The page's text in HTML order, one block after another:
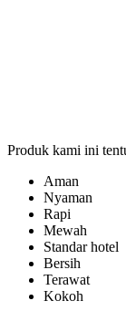
Produk kami ini
Aman
Nyaman
Rapi
Mewah
Standar hotel
Bersih
Terawat
Kokoh